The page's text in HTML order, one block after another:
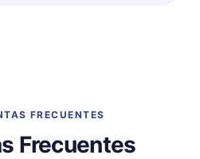
FRECUENTES
Frecuentes